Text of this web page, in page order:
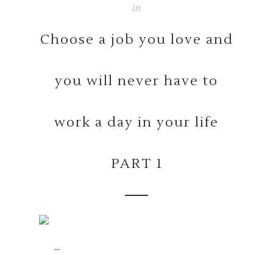
in
Choose a job you love and
you will never have to
work a day in your life
PART 1
...